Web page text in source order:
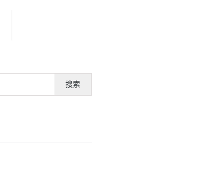
搜索